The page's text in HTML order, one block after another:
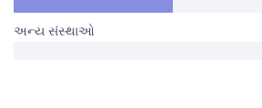
અન્ય સંસ્થાઓ